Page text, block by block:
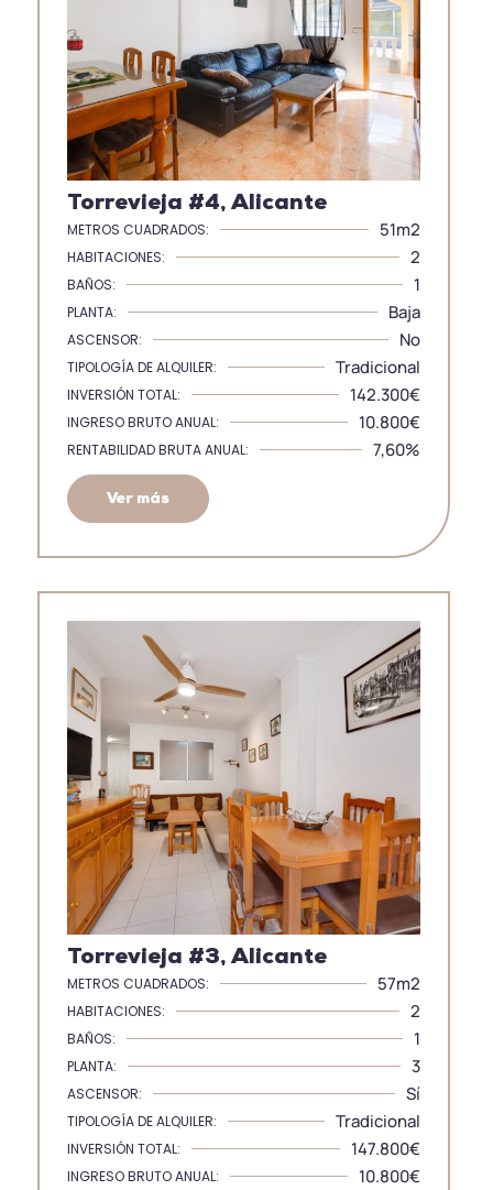
Torrevieja #4, Alicante
METROS CUADRADOS: 51m2
HABITACIONES: 2
BAÑOS: 1
PLANTA: Baja
ASCENSOR: No
TIPOLOGÍA DE ALQUILER: Tradicional
INVERSIÓN TOTAL: 142.300€
INGRESO BRUTO ANUAL: 10.800€
RENTABILIDAD BRUTA ANUAL: 7,60%
Ver más
Torrevieja #3, Alicante
METROS CUADRADOS: 57m2
HABITACIONES: 2
BAÑOS: 1
PLANTA: 3
ASCENSOR: Sí
TIPOLOGÍA DE ALQUILER: Tradicional
INVERSIÓN TOTAL: 147.800€
INGRESO BRUTO ANUAL: 10.800€